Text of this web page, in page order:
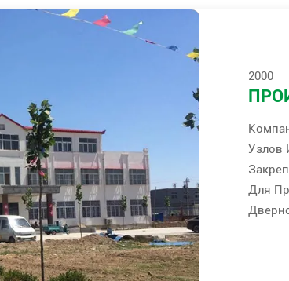
2000
Узлов
Для